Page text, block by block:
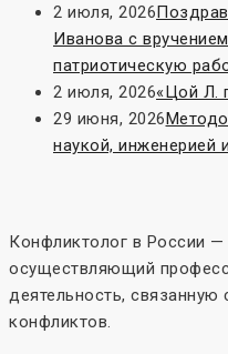
2 июля, 2026
Иванова с
патриотическую
2 июля, 2026«Цой Л.
29 июня, 2026
наукой, инженерией
Конфликтолог в России —
осуществляющий
деятельность, связанную
конфликтов.